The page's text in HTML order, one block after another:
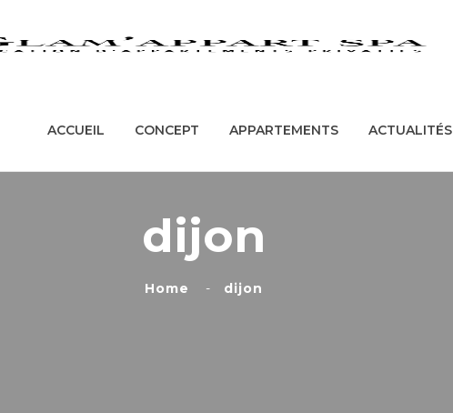
ACCUEIL CONCEPT APPARTEMENTS
ACCUEIL CONCEPT APPARTEMENTS ACTUALITÉS
dijon
Home dijon